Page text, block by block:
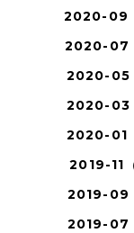
2020-09
2020-07
2020-05
2020-03
2020-01
2019-11
2019-09
2019-07